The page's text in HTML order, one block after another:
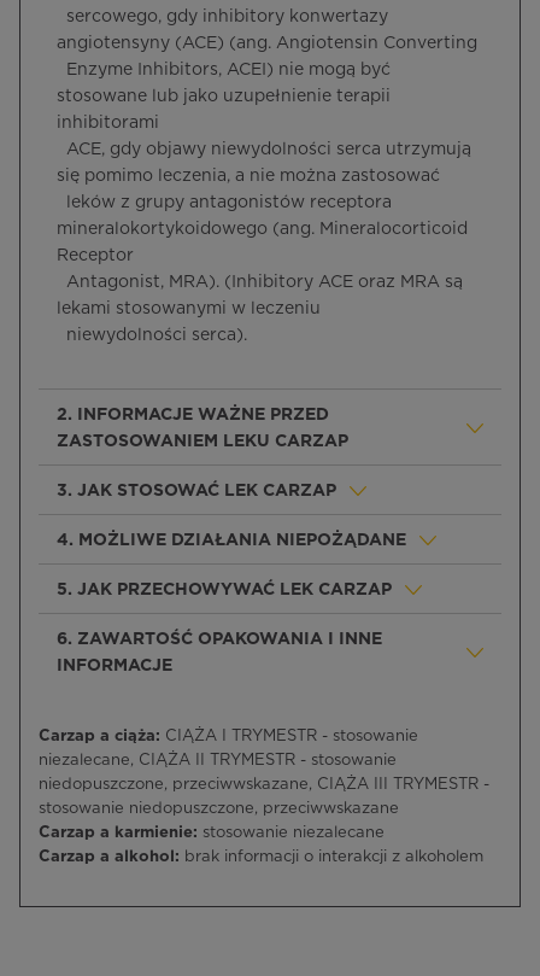
sercowego, gdy inhibitory konwertazy
angiotensyny (ACE) (ang. Angiotensin Converting
Enzyme Inhibitors, ACEI) nie mogą być
stosowane lub jako uzupełnienie terapii
inhibitorami
ACE, gdy objawy niewydolności serca utrzymują
się pomimo leczenia, a nie można zastosować
leków z grupy antagonistów receptora
mineralokortykoidowego (ang. Mineralocorticoid
Receptor
Antagonist, MRA). (Inhibitory ACE oraz MRA są
lekami stosowanymi w leczeniu
niewydolności serca).
2. INFORMACJE WAŻNE PRZED
ZASTOSOWANIEM LEKU CARZAP
3. JAK STOSOWAĆ LEK CARZAP
4. MOŻLIWE DZIAŁANIA NIEPOŻĄDANE
5. JAK PRZECHOWYWAĆ LEK CARZAP
6. ZAWARTOŚĆ OPAKOWANIA I INNE
INFORMACJE
Carzap a ciąża: CIĄŻA I TRYMESTR - stosowanie
niezalecane, CIĄŻA II TRYMESTR - stosowanie
niedopuszczone, przeciwwskazane, CIĄŻA III TRYMESTR -
stosowanie niedopuszczone, przeciwwskazane
Carzap a karmienie: stosowanie niezalecane
Carzap a alkohol: brak informacji o interakcji z alkoholem